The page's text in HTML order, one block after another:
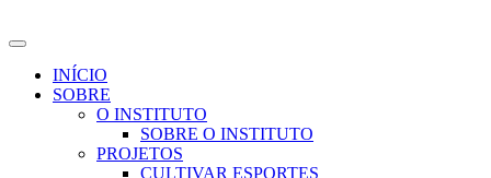
INÍCIO
SOBRE
O INSTITUTO
SOBRE O INSTITUTO
PROJETOS
CULTIVAR ESPORTES